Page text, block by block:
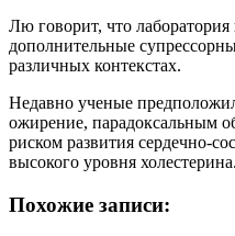
Лю говорит, что лаборатория
дополнительные
различных контекстах.
Недавно ученые
ожирение, парадоксальным
риском развития сердечно-
высокого уровня холестерина.
Похожие записи: